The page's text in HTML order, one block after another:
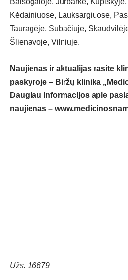
Kėdainiuose, Lauksargiuose,
Tauragėje, Subačiuje,
Šlienavoje, Vilniuje.
Naujienas ir aktualijas rasite
paskyroje – Biržų klinika
Daugiau informacijos apie
naujienas –
Užs. 16679 ​